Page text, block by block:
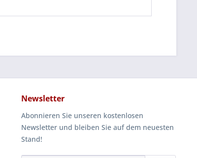
Newsletter
Abonnieren Sie unseren kostenlosen
Newsletter und bleiben Sie auf dem neuesten
Stand!